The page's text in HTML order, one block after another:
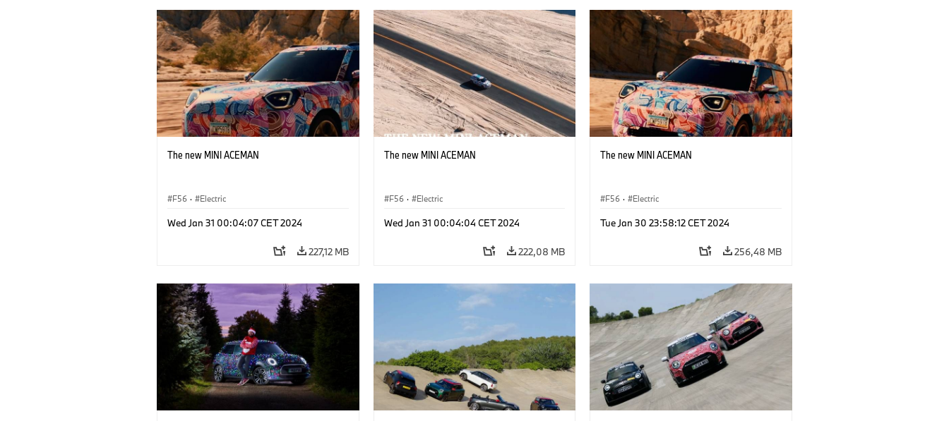
The new MINI ACEMAN
F56 · Electric
Wed Jan 31 00:04:07 CET 2024
227,12 MB
The new MINI ACEMAN
F56 · Electric
Wed Jan 31 00:04:04 CET 2024
222,08 MB
The new MINI ACEMAN
F56 · Electric
Tue Jan 30 23:58:12 CET 2024
256,48 MB